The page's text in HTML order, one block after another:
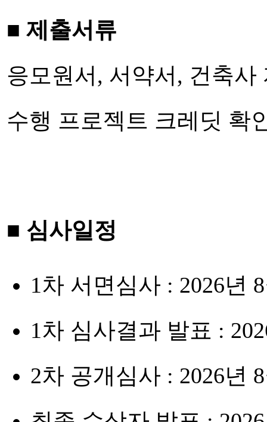
■ 제출서류
응모원서, 서약서, 건축사
수행 프로젝트 크레딧 확
■ 심사일정
1차 서면심사 : 2026년
1차 심사결과 발표 :
2차 공개심사 : 2026년